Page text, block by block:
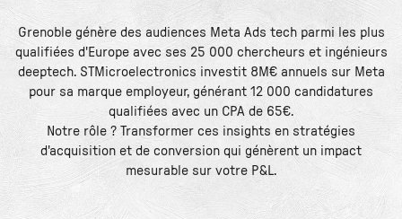
Grenoble génère des audiences Meta Ads tech parmi les plus
qualifiées d'Europe avec ses 25 000 chercheurs et ingénieurs
deeptech. STMicroelectronics investit 8M€ annuels sur Meta
pour sa marque employeur, générant 12 000 candidatures
qualifiées avec un CPA de 65€.
Notre rôle ? Transformer ces insights en stratégies
d'acquisition et de conversion qui génèrent un impact
mesurable sur votre P&L.